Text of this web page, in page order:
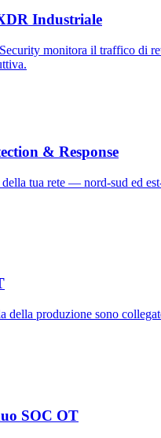
Industriale
monitora il traffico di
& Response
tua rete — nord-sud ed
della produzione sono
SOC OT